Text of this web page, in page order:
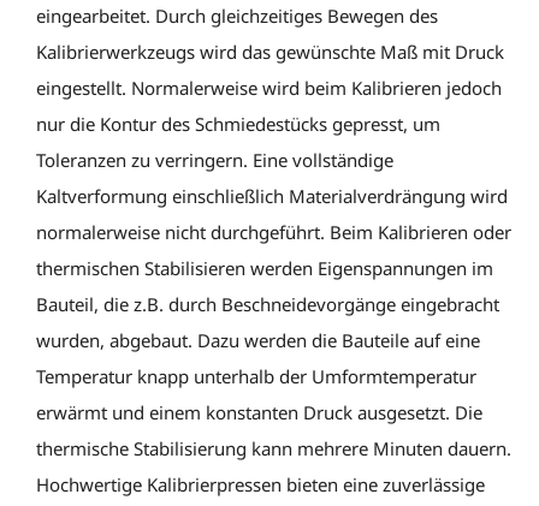
eingearbeitet. Durch gleichzeitiges Bewegen des
Kalibrierwerkzeugs wird das gewünschte Maß mit Druck
eingestellt. Normalerweise wird beim Kalibrieren jedoch
nur die Kontur des Schmiedestücks gepresst, um
Toleranzen zu verringern. Eine vollständige
Kaltverformung einschließlich Materialverdrängung wird
normalerweise nicht durchgeführt. Beim Kalibrieren oder
thermischen Stabilisieren werden Eigenspannungen im
Bauteil, die z.B. durch Beschneidevorgänge eingebracht
wurden, abgebaut. Dazu werden die Bauteile auf eine
Temperatur knapp unterhalb der Umformtemperatur
erwärmt und einem konstanten Druck ausgesetzt. Die
thermische Stabilisierung kann mehrere Minuten dauern.
Hochwertige Kalibrierpressen bieten eine zuverlässige